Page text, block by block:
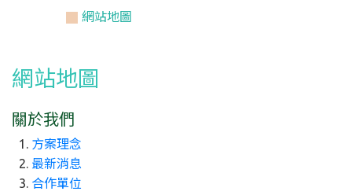
網站地圖
網站地圖
關於我們
方案理念
最新消息
合作單位